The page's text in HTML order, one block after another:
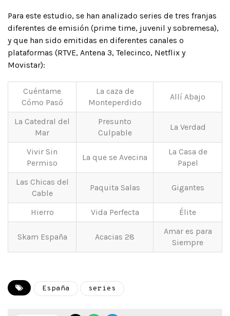
Para este estudio, se han analizado series de tres franjas
diferentes de emisión (prime time, juvenil y sobremesa),
y que han sido emitidas en diferentes canales o
plataformas (RTVE, Antena 3, Telecinco, Netflix y
Movistar):
Cuéntame
Cómo Pasó
La caza de
Monteperdido
Allí Abajo
La Catedral del
Mar
Presunto
Culpable
La Verdad
Vivir Sin
Permiso
La que se Avecina
La Casa de
Papel
Las Chicas del
Cable
Paquita Salas Gigantes
Hierro Vida Perfecta Élite
Skam España Acacias 28
Amar es para
Siempre
España series